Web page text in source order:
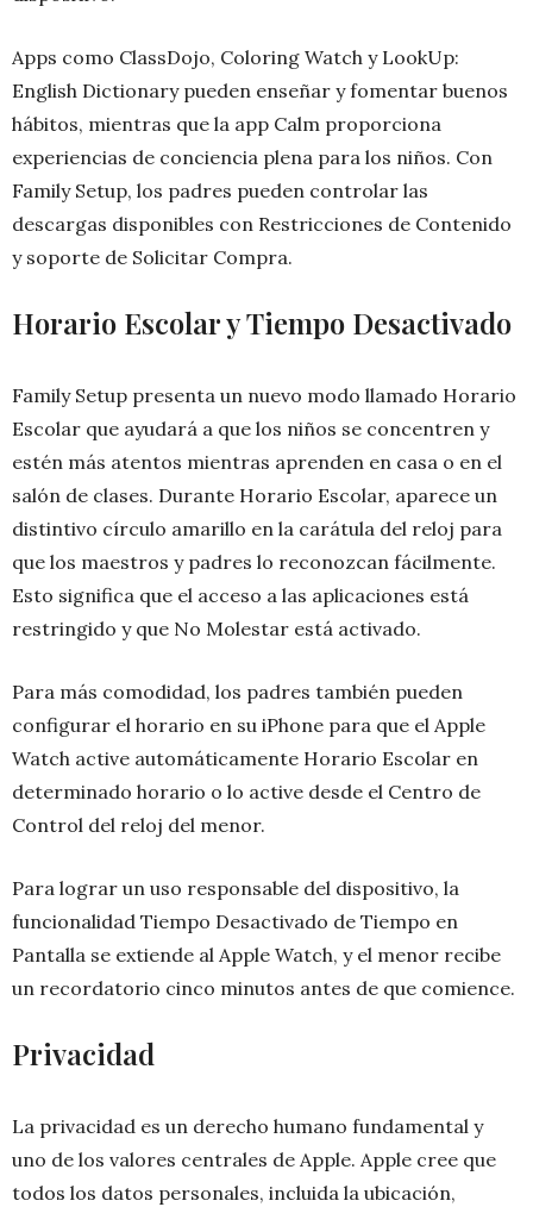
Apps como ClassDojo, Coloring Watch y LookUp:
English Dictionary pueden enseñar y fomentar buenos
hábitos, mientras que la app Calm proporciona
experiencias de conciencia plena para los niños. Con
Family Setup, los padres pueden controlar las
descargas disponibles con Restricciones de Contenido
y soporte de Solicitar Compra.
Horario Escolar y Tiempo Desactivado
Family Setup presenta un nuevo modo llamado Horario
Escolar que ayudará a que los niños se concentren y
estén más atentos mientras aprenden en casa o en el
salón de clases. Durante Horario Escolar, aparece un
distintivo círculo amarillo en la carátula del reloj para
que los maestros y padres lo reconozcan fácilmente.
Esto significa que el acceso a las aplicaciones está
restringido y que No Molestar está activado.
Para más comodidad, los padres también pueden
configurar el horario en su iPhone para que el Apple
Watch active automáticamente Horario Escolar en
determinado horario o lo active desde el Centro de
Control del reloj del menor.
Para lograr un uso responsable del dispositivo, la
funcionalidad Tiempo Desactivado de Tiempo en
Pantalla se extiende al Apple Watch, y el menor recibe
un recordatorio cinco minutos antes de que comience.
Privacidad
La privacidad es un derecho humano fundamental y
uno de los valores centrales de Apple. Apple cree que
todos los datos personales, incluida la ubicación,